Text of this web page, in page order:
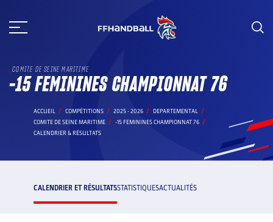
au
COMITE DE SEINE MARITIME
-15 FEMININES CHAMPIONNAT 76
ACCUEIL COMPÉTITIONS 2025 - 2026
DEPARTEMENTAL
COMITE DE SEINE MARITIME
-15 FEMININES CHAMPIONNAT 76
CALENDRIER & RÉSULTATS
CALENDRIER ET RÉSULTATSSTATISTIQUESACTUALITÉS